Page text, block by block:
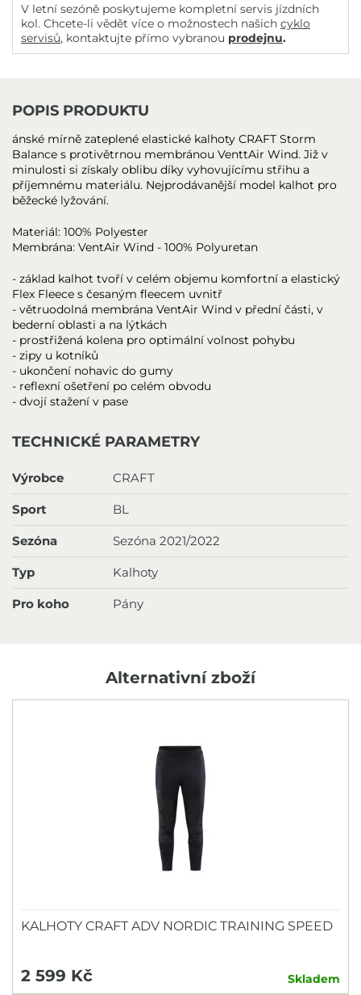
V letní sezóně poskytujeme kompletní servis jízdních
kol. Chcete-li vědět více o možnostech našich cyklo
servisů, kontaktujte přímo vybranou prodejnu.
POPIS PRODUKTU
ánské mírně zateplené elastické kalhoty CRAFT Storm
Balance s protivětrnou membránou VenttAir Wind. Již v
minulosti si získaly oblibu díky vyhovujícímu střihu a
příjemnému materiálu. Nejprodávanější model kalhot pro
běžecké lyžování.
Materiál: 100% Polyester
Membrána: VentAir Wind - 100% Polyuretan
- základ kalhot tvoří v celém objemu komfortní a elastický
Flex Fleece s česaným fleecem uvnitř
- větruodolná membrána VentAir Wind v přední části, v
bederní oblasti a na lýtkách
- prostřižená kolena pro optimální volnost pohybu
- zipy u kotníků
- ukončení nohavic do gumy
- reflexní ošetření po celém obvodu
- dvojí stažení v pase
TECHNICKÉ PARAMETRY
Výrobce CRAFT
Sport BL
Sezóna Sezóna 2021/2022
Typ Kalhoty
Pro koho Pány
Alternativní zboží
KALHOTY CRAFT ADV NORDIC TRAINING SPEED
2 599 Kč Skladem